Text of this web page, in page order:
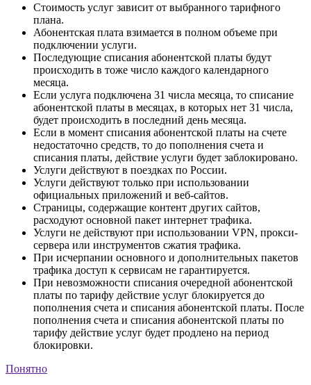
Стоимость услуг зависит от выбранного тарифного
плана.
Абонентская плата взимается в полном объеме при
подключении услуги.
Последующие списания абонентской платы будут
происходить в тоже число каждого календарного
месяца.
Если услуга подключена 31 числа месяца, то списание
абонентской платы в месяцах, в которых нет 31 числа,
будет происходить в последний день месяца.
Если в момент списания абонентской платы на счете
недостаточно средств, то до пополнения счета и
списания платы, действие услуги будет заблокировано.
Услуги действуют в поездках по России.
Услуги действуют только при использовании
официальных приложений и веб-сайтов.
Страницы, содержащие контент других сайтов,
расходуют основной пакет интернет трафика.
Услуги не действуют при использовании VPN, прокси-
сервера или инструментов сжатия трафика.
При исчерпании основного и дополнительных пакетов
трафика доступ к сервисам не гарантируется.
При невозможности списания очередной абонентской
платы по тарифу действие услуг блокируется до
пополнения счета и списания абонентской платы. После
пополнения счета и списания абонентской платы по
тарифу действие услуг будет продлено на период
блокировки.
Понятно